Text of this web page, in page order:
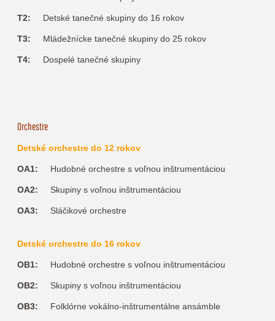
T2: Detské tanečné skupiny do 16 rokov
T3: Mládežnícke tanečné skupiny do 25 rokov
T4: Dospelé tanečné skupiny
Orchestre
Detské orchestre do 12 rokov
OA1: Hudobné orchestre s voľnou inštrumentáciou
OA2: Skupiny s voľnou inštrumentáciou
OA3: Sláčikové orchestre
Detské orchestre do 16 rokov
OB1: Hudobné orchestre s voľnou inštrumentáciou
OB2: Skupiny s voľnou inštrumentáciou
OB3: Folklórne vokálno-inštrumentálne ansámble